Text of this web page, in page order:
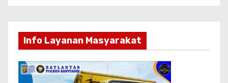
Info Layanan Masyarakat